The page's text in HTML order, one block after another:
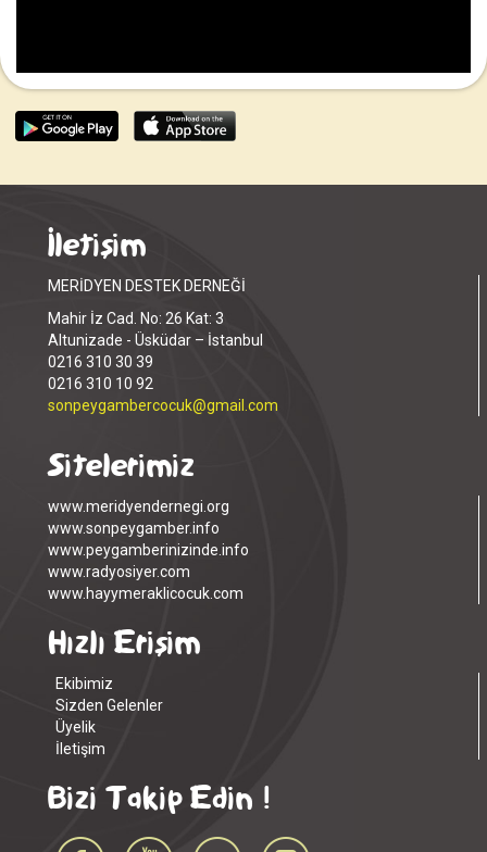
İletişim
MERİDYEN DESTEK DERNEĞİ
Mahir İz Cad. No: 26 Kat: 3
Altunizade - Üsküdar – İstanbul
0216 310 30 39
0216 310 10 92
sonpeygambercocuk@gmail.com
Sitelerimiz
www.meridyendernegi.org
www.sonpeygamber.info
www.peygamberinizinde.info
www.radyosiyer.com
www.hayymeraklicocuk.com
Hızlı Erişim
Ekibimiz
Sizden Gelenler
Üyelik
İletişim
Bizi Takip Edin !